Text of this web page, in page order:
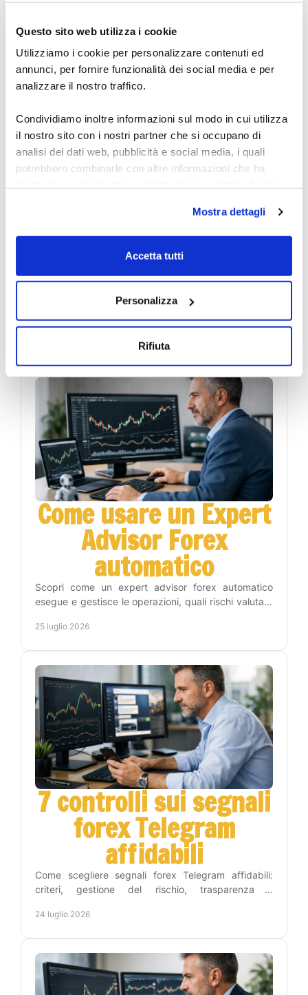
Questo sito web utilizza i cookie
Utilizziamo i cookie per personalizzare contenuti ed
annunci, per fornire funzionalità dei social media e per
analizzare il nostro traffico.
Condividiamo inoltre informazioni sul modo in cui utilizza
il nostro sito con i nostri partner che si occupano di
analisi dei dati web, pubblicità e social media, i quali
potrebbero combinarle con altre informazioni che ha
Alcune delle tue informazioni potrebbero essere inoltrate
e gestite da server di proprietà di Google situati al di fuori
Mostra dettagli
Accetta tutti
Personalizza
Rifiuta
metodo OTW, indicatori e automazione per studiare
27 luglio 2026
Indicatore Forex:
segnali acquisto e
vendita
Scopri come usare un indicatore Forex per segnali di
rischio con un metodo operativo disciplinato.
Come usare un Expert
Advisor Forex
automatico
Scopri come un expert advisor forex automatico
esegue e gestisce le operazioni, quali rischi valutare
25 luglio 2026
7 controlli sui segnali
forex Telegram
affidabili
Come scegliere segnali forex Telegram affidabili:
criteri, gestione del rischio, trasparenza e
ogni giorno.
24 luglio 2026